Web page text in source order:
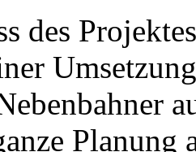
des
Planung